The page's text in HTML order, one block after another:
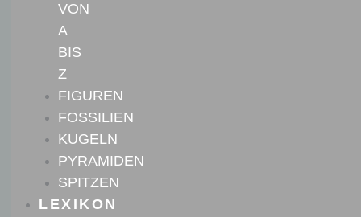
VON
A
BIS
Z
FIGUREN
FOSSILIEN
KUGELN
PYRAMIDEN
SPITZEN
LEXIKON